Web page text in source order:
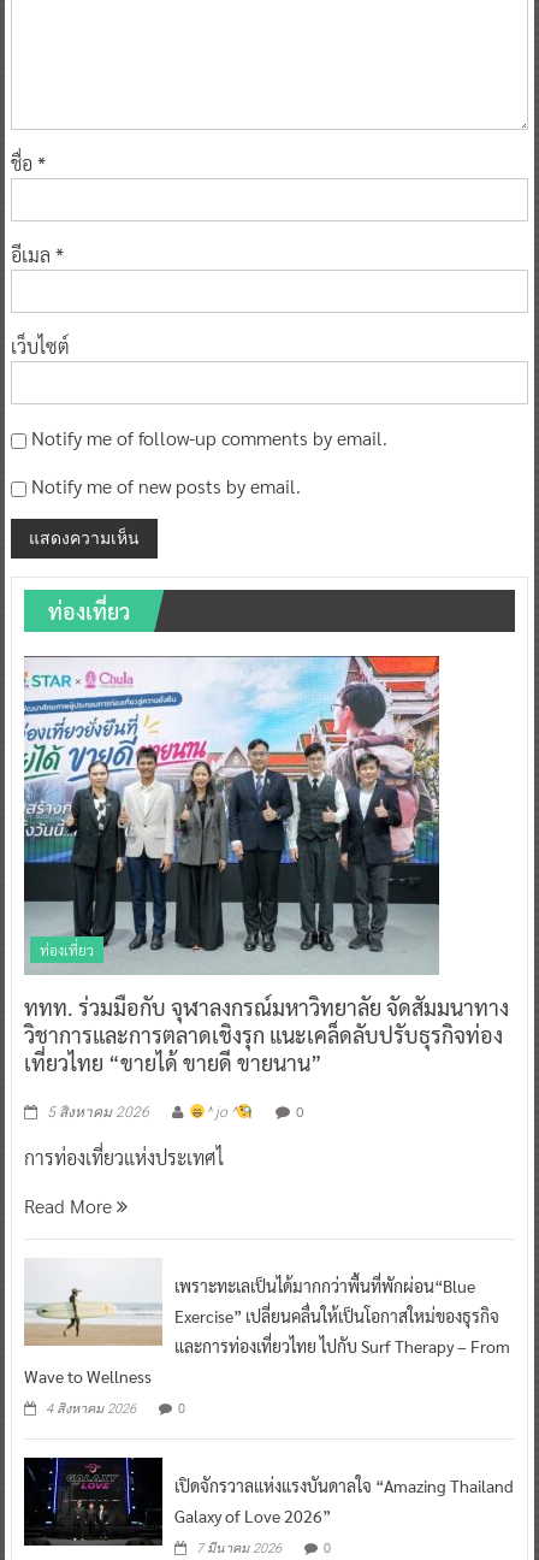
ชื่อ *
อีเมล *
เว็บไซต์
Notify me of follow-up comments by email.
Notify me of new posts by email.
ท่องเที่ยว
ท่องเที่ยว
ททท. ร่วมมือกับ จุฬาลงกรณ์มหาวิทยาลัย จัดสัมมนาทาง
วิชาการและการตลาดเชิงรุก แนะเคล็ดลับปรับธุรกิจท่อง
เที่ยวไทย “ขายได้ ขายดี ขายนาน”
5 สิงหาคม 2026 ^ jo ^ 0
การท่องเที่ยวแห่งประเทศไ
Read More
เพราะทะเลเป็นได้มากกว่าพื้นที่พักผ่อน“Blue
Exercise” เปลี่ยนคลื่นให้เป็นโอกาสใหม่ของธุรกิจ
และการท่องเที่ยวไทย ไปกับ Surf Therapy – From
Wave to Wellness
4 สิงหาคม 2026 0
เปิดจักรวาลแห่งแรงบันดาลใจ “Amazing Thailand
Galaxy of Love 2026”
7 มีนาคม 2026 0